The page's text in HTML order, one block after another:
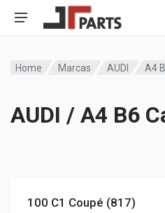
Home Marcas AUDI A4
AUDI / A4 B6
100 C1 Coupé (817)